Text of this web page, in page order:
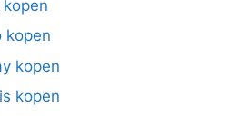
kopen
kopen
kopen